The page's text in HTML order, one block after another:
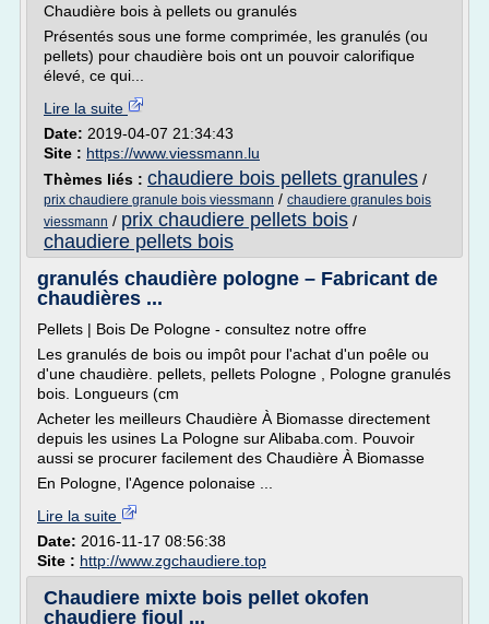
Chaudière bois à pellets ou granulés
Présentés sous une forme comprimée, les granulés (ou
pellets) pour chaudière bois ont un pouvoir calorifique
élevé, ce qui...
Lire la suite
Date: 2019-04-07 21:34:43
Site : https://www.viessmann.lu
Thèmes liés : chaudiere bois pellets granules /
prix chaudiere granule bois viessmann / chaudiere granules bois
viessmann / prix chaudiere pellets bois /
chaudiere pellets bois
granulés chaudière pologne – Fabricant de
chaudières ...
Pellets | Bois De Pologne - consultez notre offre
Les granulés de bois ou impôt pour l'achat d'un poêle ou
d'une chaudière. pellets, pellets Pologne , Pologne granulés
bois. Longueurs (cm
Acheter les meilleurs Chaudière À Biomasse directement
depuis les usines La Pologne sur Alibaba.com. Pouvoir
aussi se procurer facilement des Chaudière À Biomasse
En Pologne, l'Agence polonaise ...
Lire la suite
Date: 2016-11-17 08:56:38
Site : http://www.zgchaudiere.top
Chaudiere mixte bois pellet okofen
chaudiere fioul ...